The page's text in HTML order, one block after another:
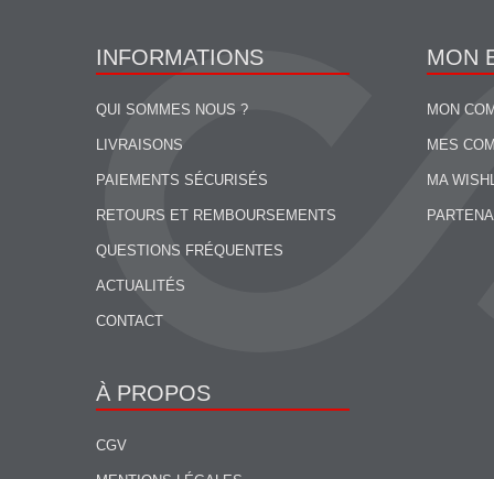
INFORMATIONS
QUI SOMMES NOUS ?
LIVRAISONS
PAIEMENTS SÉCURISÉS
RETOURS ET REMBOURSEMENTS
QUESTIONS FRÉQUENTES
ACTUALITÉS
CONTACT
À PROPOS
CGV
MON
MON
MES
MA